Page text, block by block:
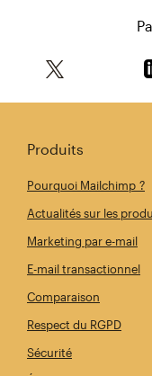
Produits
Pourquoi Mailchimp ?
Actualités sur les
Marketing par e-mail
E-mail transactionnel
Comparaison
Respect du RGPD
Sécurité